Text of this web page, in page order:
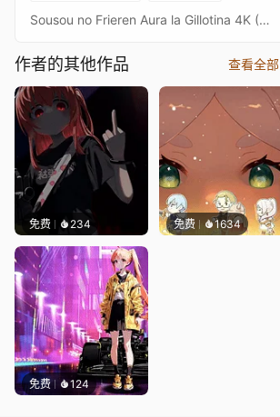
Sousou no Frieren Aura la Gillotina 4K (アウラ) 2
作者的其他作品 查看全部
免费 234 免费 1634
免费 124